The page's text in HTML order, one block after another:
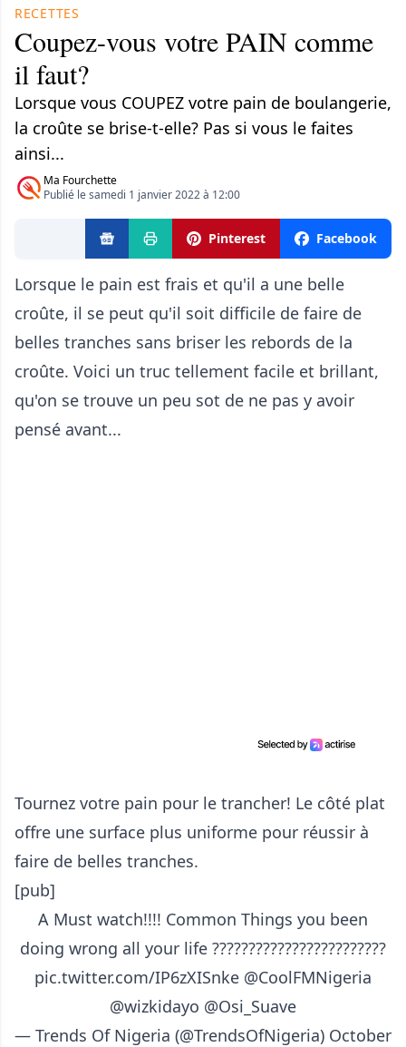
RECETTES
Coupez-vous votre PAIN comme
il faut?
Lorsque vous COUPEZ votre pain de boulangerie,
la croûte se brise-t-elle? Pas si vous le faites
ainsi...
Ma Fourchette
Publié le samedi 1 janvier 2022 à 12:00
Pinterest Facebook
Lorsque le pain est frais et qu'il a une belle
croûte, il se peut qu'il soit difficile de faire de
belles tranches sans briser les rebords de la
croûte. Voici un truc tellement facile et brillant,
qu'on se trouve un peu sot de ne pas y avoir
pensé avant...
Tournez votre pain pour le trancher! Le côté plat
offre une surface plus uniforme pour réussir à
faire de belles tranches.
[pub]
A Must watch!!!! Common Things you been
doing wrong all your life ????????????????????????
pic.twitter.com/IP6zXISnke @CoolFMNigeria
@wizkidayo @Osi_Suave
— Trends Of Nigeria (@TrendsOfNigeria) October